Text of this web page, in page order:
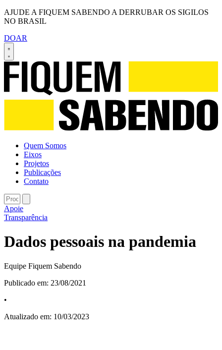
AJUDE A FIQUEM SABENDO A DERRUBAR OS SIGILOS
NO BRASIL
DOAR
Quem Somos
Eixos
Projetos
Publicações
Contato
Apoie
Transparência
Dados pessoais na pandemia
Equipe Fiquem Sabendo
Publicado em: 23/08/2021
•
Atualizado em: 10/03/2023